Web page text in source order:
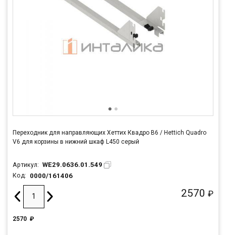
Переходник для направляющих Хеттих Квадро В6 / Hettich Quadro
V6 для корзины в нижний шкаф L450 серый
Артикул: WE29.0636.01.549
Код: 0000/161406
2570 ₽
2570 ₽